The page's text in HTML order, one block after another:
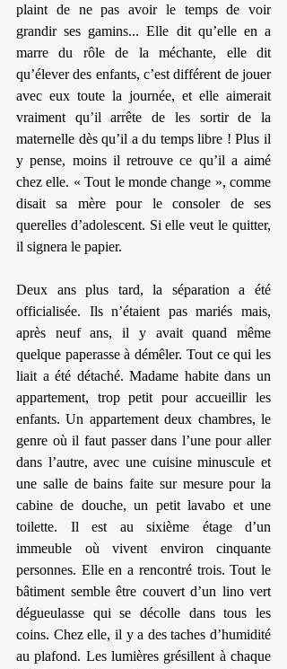
plaint de ne pas avoir le temps de voir
grandir ses gamins... Elle dit qu’elle en a
marre du rôle de la méchante, elle dit
qu’élever des enfants, c’est différent de jouer
avec eux toute la journée, et elle aimerait
vraiment qu’il arrête de les sortir de la
maternelle dès qu’il a du temps libre ! Plus il
y pense, moins il retrouve ce qu’il a aimé
chez elle. « Tout le monde change », comme
disait sa mère pour le consoler de ses
querelles d’adolescent. Si elle veut le quitter,
il signera le papier.
Deux ans plus tard, la séparation a été
officialisée. Ils n’étaient pas mariés mais,
après neuf ans, il y avait quand même
quelque paperasse à démêler. Tout ce qui les
liait a été détaché. Madame habite dans un
appartement, trop petit pour accueillir les
enfants. Un appartement deux chambres, le
genre où il faut passer dans l’une pour aller
dans l’autre, avec une cuisine minuscule et
une salle de bains faite sur mesure pour la
cabine de douche, un petit lavabo et une
toilette. Il est au sixième étage d’un
immeuble où vivent environ cinquante
personnes. Elle en a rencontré trois. Tout le
bâtiment semble être couvert d’un lino vert
dégueulasse qui se décolle dans tous les
coins. Chez elle, il y a des taches d’humidité
au plafond. Les lumières grésillent à chaque